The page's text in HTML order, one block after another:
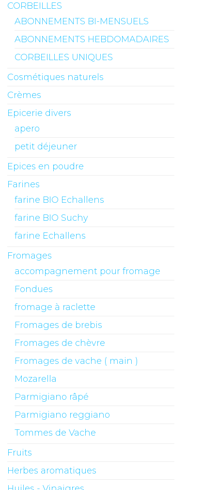
CORBEILLES
ABONNEMENTS BI-MENSUELS
ABONNEMENTS HEBDOMADAIRES
CORBEILLES UNIQUES
Cosmétiques naturels
Crèmes
Epicerie divers
apero
petit déjeuner
Epices en poudre
Farines
farine BIO Echallens
farine BIO Suchy
farine Echallens
Fromages
accompagnement pour fromage
Fondues
fromage à raclette
Fromages de brebis
Fromages de chèvre
Fromages de vache ( main )
Mozarella
Parmigiano râpé
Parmigiano reggiano
Tommes de Vache
Fruits
Herbes aromatiques